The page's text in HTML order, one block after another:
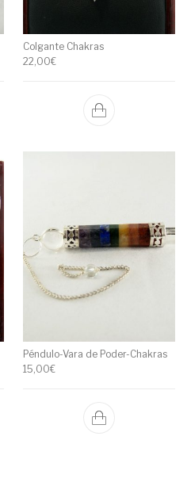
Colgante Chakras
22,00€
Péndulo-Vara de Poder-Chakras
15,00€